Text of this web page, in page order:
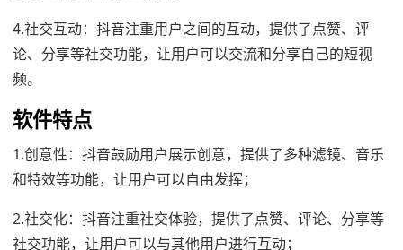
4.社交互动：抖音注重用户之间的互动，提供了点赞、评
论、分享等社交功能，让用户可以交流和分享自己的短视
频。
软件特点
1.创意性：抖音鼓励用户展示创意，提供了多种滤镜、音乐
和特效等功能，让用户可以自由发挥；
2.社交化：抖音注重社交体验，提供了点赞、评论、分享等
社交功能，让用户可以与其他用户进行互动；